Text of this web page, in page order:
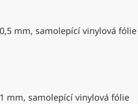
mm, samolepící vinylová fólie
mm, samolepící vinylová fólie